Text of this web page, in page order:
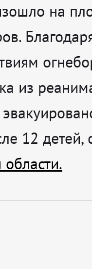
на
из
12 детей,